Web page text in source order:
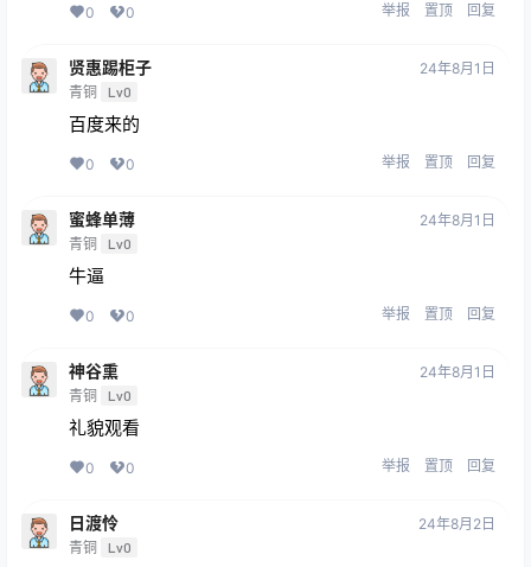
0 0 举报 置顶 回复
贤惠踢柜子
青铜 Lv0
24年8月1日
百度来的
0 0 举报 置顶 回复
蜜蜂单薄
青铜 Lv0
24年8月1日
牛逼
0 0 举报 置顶 回复
神谷熏
青铜 Lv0
24年8月1日
礼貌观看
0 0 举报 置顶 回复
日渡怜
青铜 Lv0
24年8月2日